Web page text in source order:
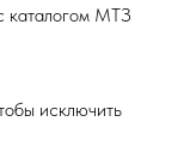
каталогом МТЗ
исключить